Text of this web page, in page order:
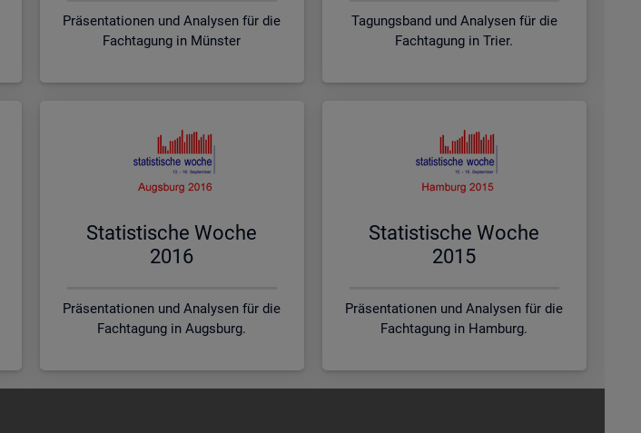
Präsentationen und Analysen für die
Fachtagung in Münster
Tagungsband und Analysen für die
Fachtagung in Trier.
Sta­tis­ti­sche Woche
2016
Präsentationen und Analysen für die
Fachtagung in Augsburg.
Sta­tis­ti­sche Woche
2015
Präsentationen und Analysen für die
Fachtagung in Hamburg.